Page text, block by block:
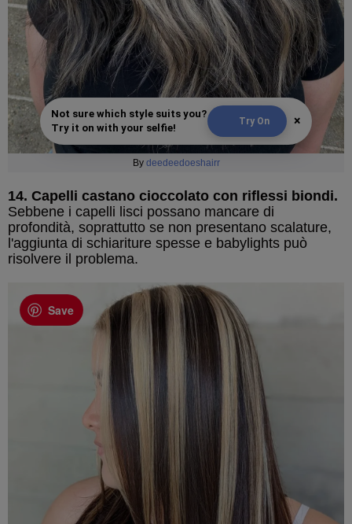
Not sure which style suits you?
Try it on with your selfie!
Try On ×
By deedeedoeshairr
14. Capelli castano cioccolato con riflessi biondi.
Sebbene i capelli lisci possano mancare di
profondità, soprattutto se non presentano scalature,
l'aggiunta di schiariture spesse e babylights può
risolvere il problema.
Save